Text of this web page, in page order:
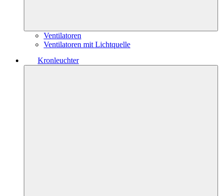
Ventilatoren
Ventilatoren mit Lichtquelle
Kronleuchter